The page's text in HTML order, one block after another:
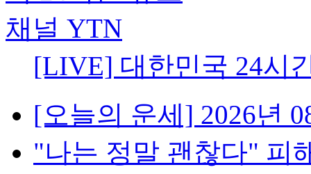
[LIVE] 대한민국 24시
[오늘의 운세] 2026년
"나는 정말 괜찮다" 피